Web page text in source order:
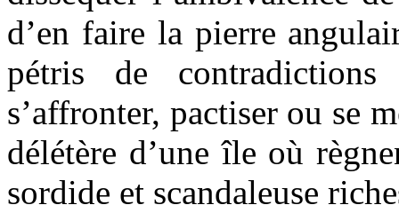
d’en faire la pierre
pétris de
s’affronter, pactiser ou se
délétère d’une île où
sordide et scandaleuse